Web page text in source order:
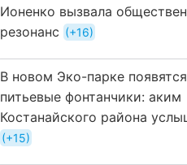
Ионенко вызвала
резонанс
+16
В новом Эко-парке появятся
питьевые фонтанчики: аким
Костанайского района
+15